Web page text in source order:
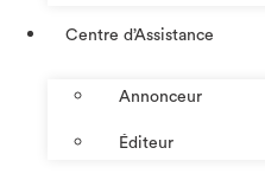
Centre d’Assistance
Annonceur
Éditeur